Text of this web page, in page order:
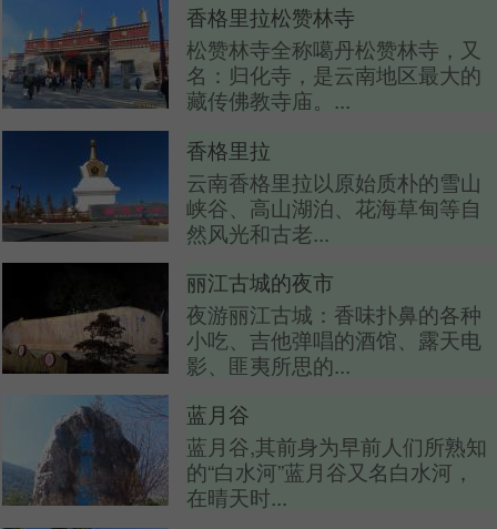
香格里拉松赞林寺
松赞林寺全称噶丹松赞林寺，又
名：归化寺，是云南地区最大的
藏传佛教寺庙。...
香格里拉
云南香格里拉以原始质朴的雪山
峡谷、高山湖泊、花海草甸等自
然风光和古老...
丽江古城的夜市
夜游丽江古城：香味扑鼻的各种
小吃、吉他弹唱的酒馆、露天电
影、匪夷所思的...
蓝月谷
蓝月谷,其前身为早前人们所熟知
的“白水河”蓝月谷又名白水河，
在晴天时...